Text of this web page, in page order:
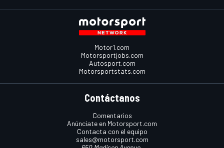
Motor1.com
Motorsportjobs.com
Autosport.com
Motorsportstats.com
Contáctanos
Comentarios
Anúnciate en Motorsport.com
Contacta con el equipo
sales@motorsport.com